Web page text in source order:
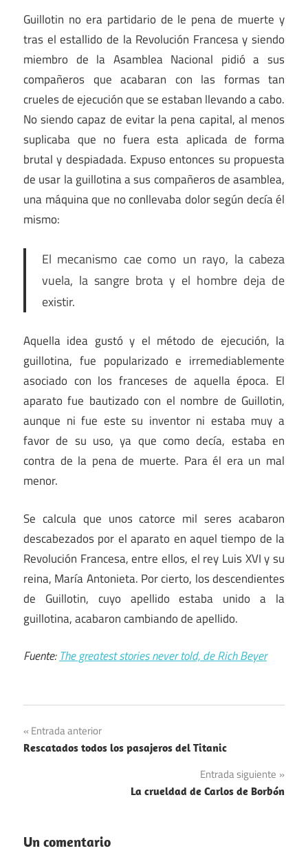
Guillotin no era partidario de le pena de muerte y
tras el estallido de la Revolución Francesa y siendo
miembro de la Asamblea Nacional pidió a sus
compañeros que acabaran con las formas tan
crueles de ejecución que se estaban llevando a cabo.
No siendo capaz de evitar la pena capital, al menos
suplicaba que no fuera esta aplicada de forma
brutal y despiadada. Expuso entonces su propuesta
de usar la guillotina a sus compañeros de asamblea,
una máquina que no conllevaba dolor según decía él
mismo:
El mecanismo cae como un rayo, la cabeza
vuela, la sangre brota y el hombre deja de
existir.
Aquella idea gustó y el método de ejecución, la
guillotina, fue popularizado e irremediablemente
asociado con los franceses de aquella época. El
aparato fue bautizado con el nombre de Guillotin,
aunque ni fue este su inventor ni estaba muy a
favor de su uso, ya que como decía, estaba en
contra de la pena de muerte. Para él era un mal
menor.
Se calcula que unos catorce mil seres acabaron
descabezados por el aparato en aquel tiempo de la
Revolución Francesa, entre ellos, el rey Luis XVI y su
reina, María Antonieta. Por cierto, los descendientes
de Guillotin, cuyo apellido estaba unido a la
guillotina, acabaron cambiando de apellido.
Fuente:The greatest stories never told, de Rich Beyer
Navegación
de
Entrada anterior
Rescatados todos los pasajeros del Titanic
Entrada siguiente
La crueldad de Carlos de Borbón
Un comentario